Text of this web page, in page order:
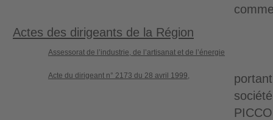
Actes des dirigeants de la Région
Assessorat de l’industrie, de l’artisanat et de l’énergie
Acte du dirigeant n° 2173 du 28 avril 1999,